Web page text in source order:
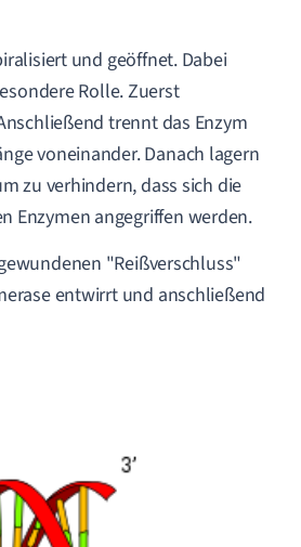
und geöffnet. Dabei
Rolle. Zuerst
trennt das Enzym
voneinander. Danach lagern
zu verhindern, dass sich die
Enzymen angegriffen werden.
"Reißverschluss"
entwirrt und anschließend